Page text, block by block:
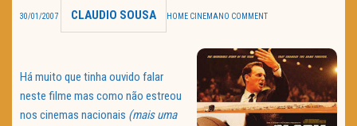
Política de Privacidade
30/01/2007 CLAUDIO SOUSA HOME CINEMA NO COMMENT
Há muito que tinha ouvido falar
neste filme mas como não estreou
nos cinemas nacionais (mais uma